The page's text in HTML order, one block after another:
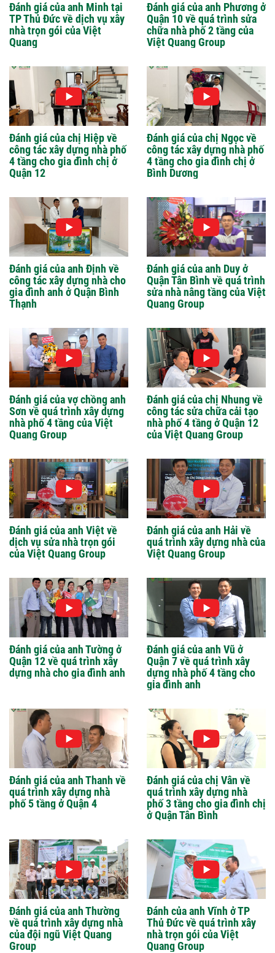
Đánh giá của anh Minh tại
TP Thủ Đức về dịch vụ xây
nhà trọn gói của Việt
Quang
Đánh giá của anh Phương ở
Quận 10 về quá trình sửa
chữa nhà phố 2 tầng của
Việt Quang Group
Đánh giá của chị Hiệp về
công tác xây dựng nhà phố
4 tầng cho gia đình chị ở
Quận 12
Đánh giá của chị Ngọc về
công tác xây dựng nhà phố
4 tầng cho gia đình chị ở
Bình Dương
Đánh giá của anh Định về
công tác xây dựng nhà cho
gia đình anh ở Quận Bình
Thạnh
Đánh giá của anh Duy ở
Quận Tân Bình về quá trình
sửa nhà nâng tầng của Việt
Quang Group
Đánh giá của vợ chồng anh
Sơn về quá trình xây dựng
nhà phố 4 tầng của Việt
Quang Group
Đánh giá của chị Nhung về
công tác sửa chữa cải tạo
nhà phố 4 tầng ở Quận 12
của Việt Quang Group
Đánh giá của anh Việt về
dịch vụ sửa nhà trọn gói
của Việt Quang Group
Đánh giá của anh Hải về
quá trình xây dựng nhà của
Việt Quang Group
Đánh giá của anh Tường ở
Quận 12 về quá trình xây
dựng nhà cho gia đình anh
Đánh giá của anh Vũ ở
Quận 7 về quá trình xây
dựng nhà phố 4 tầng cho
gia đình anh
Đánh giá của anh Thanh về
quá trình xây dựng nhà
phố 5 tầng ở Quận 4
Đánh giá của chị Vân về
quá trình xây dựng nhà
phố 3 tầng cho gia đình chị
ở Quận Tân Bình
Đánh giá của anh Thường
về quá trình xây dựng nhà
của đội ngũ Việt Quang
Group
Đánh của anh Vĩnh ở TP
Thủ Đức về quá trình xây
nhà trọn gói của Việt
Quang Group